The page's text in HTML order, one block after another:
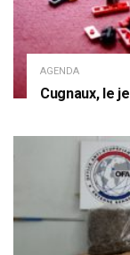
AGENDA
Cugnaux, le